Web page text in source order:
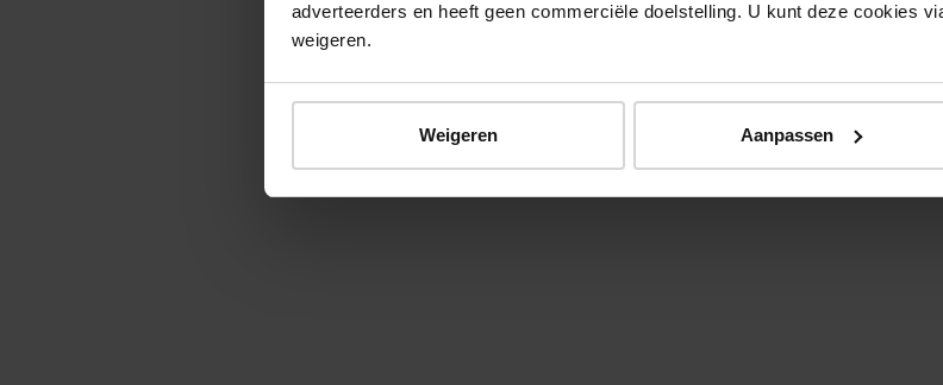
adverteerders en heeft geen commerciële doelstelling. U kunt deze cookies
weigeren.
Weigeren Aanpassen
© 2026 Stichting Forten Nederland Over ons Doneer nu Disclaimer Contact